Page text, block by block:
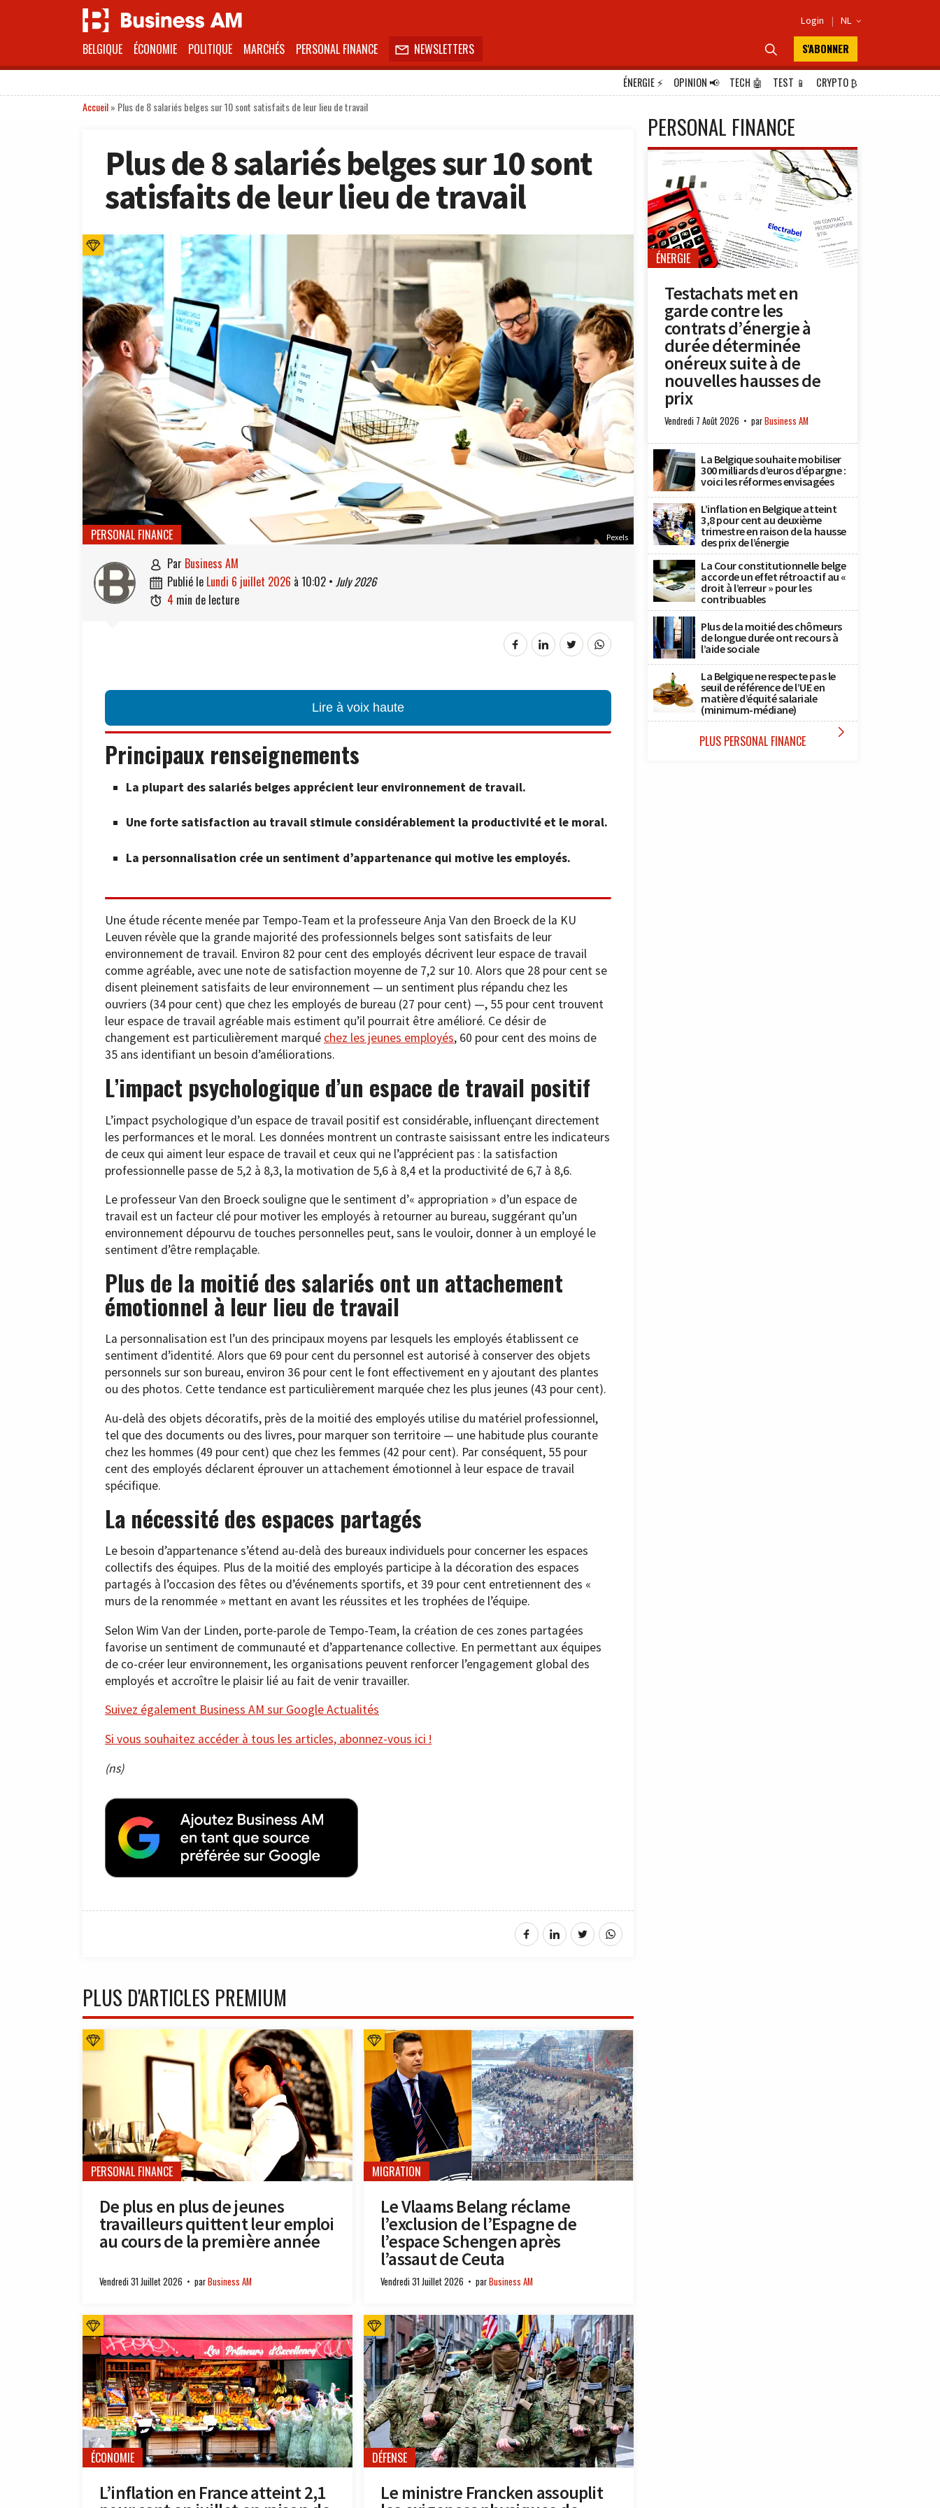
Login | NL 
BELGIQUE ÉCONOMIE POLITIQUE MARCHÉS PERSONAL FINANCE  NEWSLETTERS  S'ABONNER
ÉNERGIE⚡ OPINION📢 TECH 🤖 TEST 📱 CRYPTO₿
Accueil» Plus de 8 salariés belges sur 10 sont satisfaits de leur lieu de travail
Plus de 8 salariés belges sur 10 sont
satisfaits de leur lieu de travail
Pexels
PERSONAL FINANCE
 par Business AM
 publié le lundi 6 juillet 2026 à 10:02 • July 2026
 4 min de lecture
Lire à voix haute
Principaux renseignements
La plupart des salariés belges apprécient leur environnement de travail.
Une forte satisfaction au travail stimule considérablement la productivité et le moral.
La personnalisation crée un sentiment d’appartenance qui motive les employés.
Une étude récente menée par Tempo-Team et la professeure Anja Van den Broeck de la KU
Leuven révèle que la grande majorité des professionnels belges sont satisfaits de leur
environnement de travail. Environ 82 pour cent des employés décrivent leur espace de travail
comme agréable, avec une note de satisfaction moyenne de 7,2 sur 10. Alors que 28 pour cent se
disent pleinement satisfaits de leur environnement — un sentiment plus répandu chez les
ouvriers (34 pour cent) que chez les employés de bureau (27 pour cent) —, 55 pour cent trouvent
leur espace de travail agréable mais estiment qu’il pourrait être amélioré. Ce désir de
changement est particulièrement marqué chez les jeunes employés, 60 pour cent des moins de
35 ans identifiant un besoin d’améliorations.
L’impact psychologique d’un espace de travail positif
L’impact psychologique d’un espace de travail positif est considérable, influençant directement
les performances et le moral. Les données montrent un contraste saisissant entre les indicateurs
de ceux qui aiment leur espace de travail et ceux qui ne l’apprécient pas : la satisfaction
professionnelle passe de 5,2 à 8,3, la motivation de 5,6 à 8,4 et la productivité de 6,7 à 8,6.
Le professeur Van den Broeck souligne que le sentiment d’« appropriation » d’un espace de
travail est un facteur clé pour motiver les employés à retourner au bureau, suggérant qu’un
environnement dépourvu de touches personnelles peut, sans le vouloir, donner à un employé le
sentiment d’être remplaçable.
Plus de la moitié des salariés ont un attachement
émotionnel à leur lieu de travail
La personnalisation est l’un des principaux moyens par lesquels les employés établissent ce
sentiment d’identité. Alors que 69 pour cent du personnel est autorisé à conserver des objets
personnels sur son bureau, environ 36 pour cent le font effectivement en y ajoutant des plantes
ou des photos. Cette tendance est particulièrement marquée chez les plus jeunes (43 pour cent).
Au-delà des objets décoratifs, près de la moitié des employés utilise du matériel professionnel,
tel que des documents ou des livres, pour marquer son territoire — une habitude plus courante
chez les hommes (49 pour cent) que chez les femmes (42 pour cent). Par conséquent, 55 pour
cent des employés déclarent éprouver un attachement émotionnel à leur espace de travail
spécifique.
La nécessité des espaces partagés
Le besoin d’appartenance s’étend au-delà des bureaux individuels pour concerner les espaces
collectifs des équipes. Plus de la moitié des employés participe à la décoration des espaces
partagés à l’occasion des fêtes ou d’événements sportifs, et 39 pour cent entretiennent des «
murs de la renommée » mettant en avant les réussites et les trophées de l’équipe.
Selon Wim Van der Linden, porte-parole de Tempo-Team, la création de ces zones partagées
favorise un sentiment de communauté et d’appartenance collective. En permettant aux équipes
de co-créer leur environnement, les organisations peuvent renforcer l’engagement global des
employés et accroître le plaisir lié au fait de venir travailler.
Suivez également Business AM sur Google Actualités
Si vous souhaitez accéder à tous les articles, abonnez-vous ici !
(ns)
PLUS D'ARTICLES PREMIUM
PERSONAL FINANCE
De plus en plus de jeunes
travailleurs quittent leur emploi
au cours de la première année
Vendredi 31 Juillet 2026 parBusiness AM
MIGRATION
Le Vlaams Belang réclame
l’exclusion de l’Espagne de
l’espace Schengen après
l’assaut de Ceuta
Vendredi 31 Juillet 2026 parBusiness AM
ÉCONOMIE
L’inflation en France atteint 2,1
DÉFENSE
Le ministre Francken assouplit
PERSONAL FINANCE
ÉNERGIE
Testachats met en
garde contre les
contrats d’énergie à
durée déterminée
onéreux suite à de
nouvelles hausses de
prix
Vendredi 7 Août 2026 parBusiness AM
La Belgique souhaite mobiliser
300 milliards d’euros d’épargne :
voici les réformes envisagées
L’inflation en Belgique atteint
3,8 pour cent au deuxième
trimestre en raison de la hausse
des prix de l’énergie
La Cour constitutionnelle belge
accorde un effet rétroactif au «
droit à l’erreur » pour les
contribuables
Plus de la moitié des chômeurs
de longue durée ont recours à
l’aide sociale
La Belgique ne respecte pas le
seuil de référence de l’UE en
matière d’équité salariale
(minimum-médiane)
PLUS PERSONAL FINANCE 